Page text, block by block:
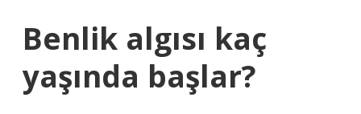
Benlik algısı kaç
yaşında başlar?